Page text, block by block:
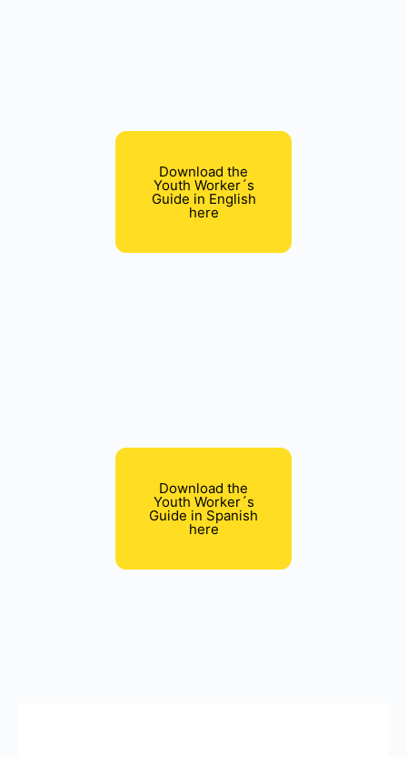
Download the
Youth Worker´s
Guide in English
here
Download the
Youth Worker´s
Guide in Spanish
here